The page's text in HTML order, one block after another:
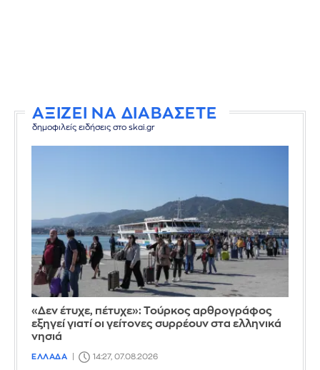
ΑΞΙΖΕΙ ΝΑ ΔΙΑΒΑΣΕΤΕ
δημοφιλείς ειδήσεις στο skai.gr
«Δεν έτυχε, πέτυχε»: Τούρκος αρθρογράφος
εξηγεί γιατί οι γείτονες συρρέουν στα ελληνικά
νησιά
ΕΛΛΑΔΑ 14:27, 07.08.2026